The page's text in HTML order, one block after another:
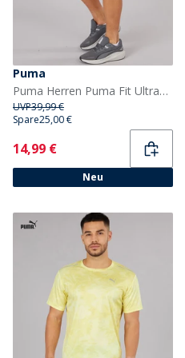
Puma
Puma Herren Puma Fit Ultrabreathe Stretch 5 Zoll Marmor Trainingshose Grau/Blau
UVP39,99 €
Spare25,00 €
Current
14,99 €
Neu